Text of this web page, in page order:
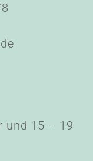
und 15 – 19